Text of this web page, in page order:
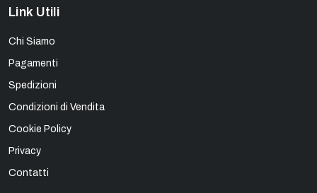
Link Utili
Chi Siamo
Pagamenti
Spedizioni
Condizioni di Vendita
Cookie Policy
Privacy
Contatti